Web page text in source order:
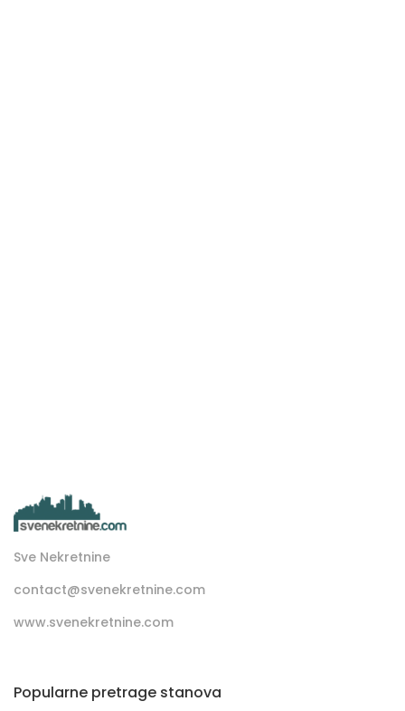
Sve Nekretnine
contact@svenekretnine.com
www.svenekretnine.com
Popularne pretrage stanova